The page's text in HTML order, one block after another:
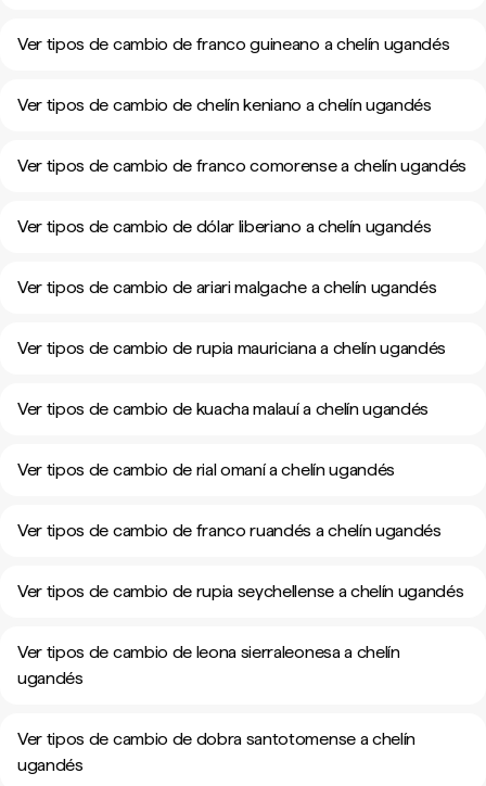
Ver tipos de cambio de franco guineano a chelín ugandés
Ver tipos de cambio de chelín keniano a chelín ugandés
Ver tipos de cambio de franco comorense a chelín ugandés
Ver tipos de cambio de dólar liberiano a chelín ugandés
Ver tipos de cambio de ariari malgache a chelín ugandés
Ver tipos de cambio de rupia mauriciana a chelín ugandés
Ver tipos de cambio de kuacha malauí a chelín ugandés
Ver tipos de cambio de rial omaní a chelín ugandés
Ver tipos de cambio de franco ruandés a chelín ugandés
Ver tipos de cambio de rupia seychellense a chelín ugandés
Ver tipos de cambio de leona sierraleonesa a chelín
ugandés
Ver tipos de cambio de dobra santotomense a chelín
ugandés